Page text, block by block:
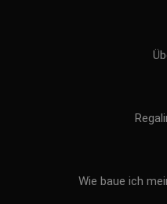
Wie baue ich